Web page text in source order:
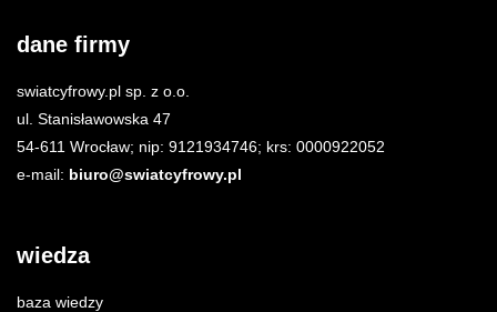
dane firmy
swiatcyfrowy.pl sp. z o.o.
ul. Stanisławowska 47
54-611 Wrocław; nip: 9121934746; krs: 0000922052
e-mail: biuro@swiatcyfrowy.pl
wiedza
baza wiedzy